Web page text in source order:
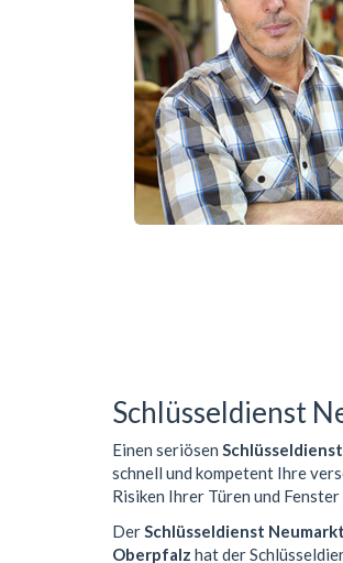
Schlüsseldienst
Einen seriösen Schlüsseldienst
schnell und kompetent Ihre
Risiken Ihrer Türen und
DerSchlüsseldienst
Oberpfalz hat der